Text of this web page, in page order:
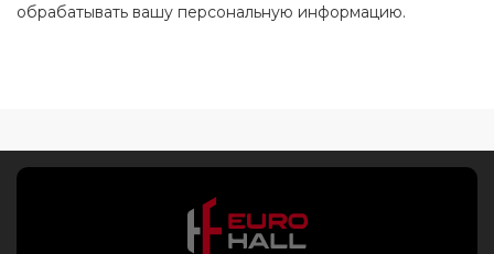
обрабатывать вашу персональную информацию.